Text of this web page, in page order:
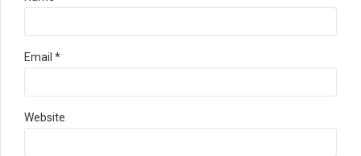
Email *
Website